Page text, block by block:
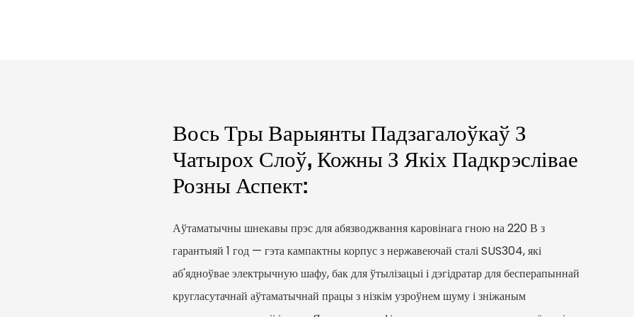
Вось Тры Варыянты Падзагалоўкаў З
Чатырох Слоў, Кожны З Якіх Падкрэслівае
Розны Аспект:
Аўтаматычны шнекавы прэс для абязводжвання каровінага гною на 220 В з
гарантыяй 1 год — гэта кампактны корпус з нержавеючай сталі SUS304, які
аб'ядноўвае электрычную шафу, бак для ўтылізацыі і дэгідратар для бесперапыннай
кругласутачнай аўтаматычнай працы з нізкім узроўнем шуму і зніжаным